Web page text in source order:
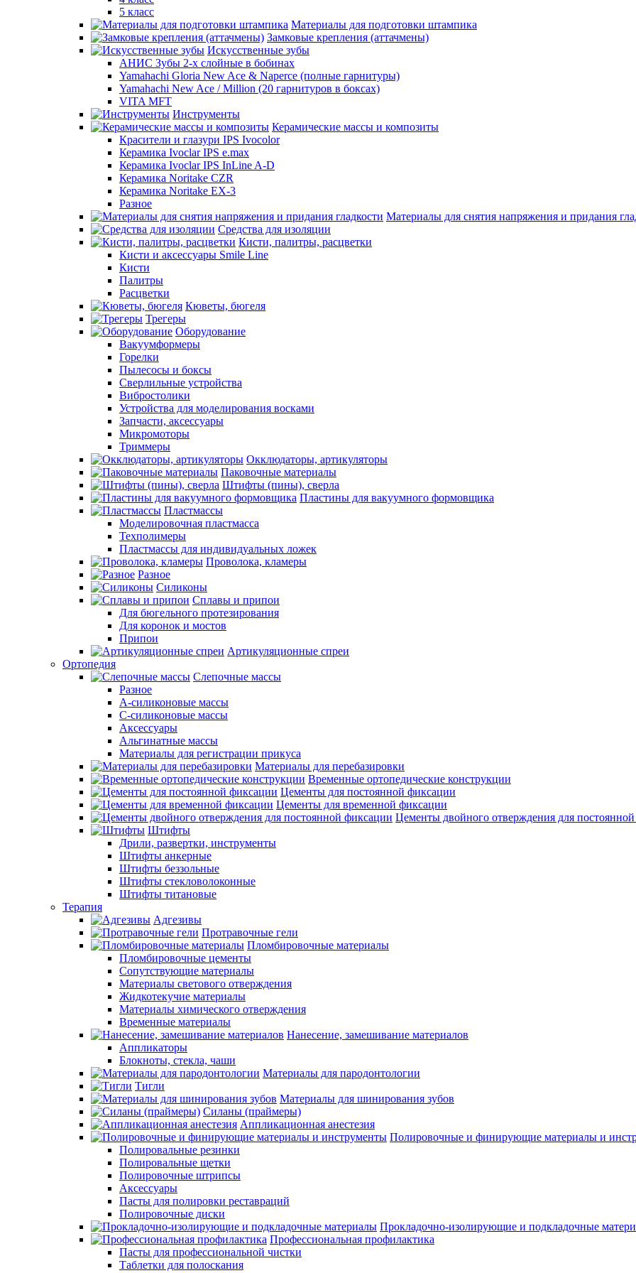
5 класс
Материалы для подготовки штампика
Замковые крепления (аттачмены)
Искусственные зубы
АНИС Зубы 2-х слойные в бобинах
Yamahachi Gloria New Ace & Naperce (полные гарнитуры)
Yamahachi New Ace / Million (20 гарнитуров в боксах)
VITA MFT
Инструменты
Керамические массы и композиты
Красители и глазури IPS Ivocolor
Керамика Ivoclar IPS e.max
Керамика Ivoclar IPS InLine A-D
Керамика Noritake CZR
Керамика Noritake EX-3
Разное
Материалы для снятия напряжения и придания
Средства для изоляции
Кисти, палитры, расцветки
Кисти и аксессуары Smile Line
Кисти
Палитры
Расцветки
Кюветы, бюгеля
Трегеры
Оборудование
Вакуумформеры
Горелки
Пылесосы и боксы
Сверлильные устройства
Вибростолики
Устройства для моделирования восками
Запчасти, аксессуары
Микромоторы
Триммеры
Окклюдаторы, артикуляторы
Паковочные материалы
Штифты (пины), сверла
Пластины для вакуумного формовщика
Пластмассы
Моделировочная пластмасса
Техполимеры
Пластмассы для индивидуальных ложек
Проволока, кламеры
Разное
Силиконы
Сплавы и припои
Для бюгельного протезирования
Для коронок и мостов
Припои
Артикуляционные спреи
Ортопедия
Слепочные массы
Разное
А-силиконовые массы
С-силиконовые массы
Аксессуары
Альгинатные массы
Материалы для регистрации прикуса
Материалы для перебазировки
Временные ортопедические конструкции
Цементы для постоянной фиксации
Цементы для временной фиксации
Цементы двойного отверждения для
Штифты
Дрили, развертки, инструменты
Штифты анкерные
Штифты беззольные
Штифты стекловолоконные
Штифты титановые
Терапия
Адгезивы
Протравочные гели
Пломбировочные материалы
Пломбировочные цементы
Сопутствующие материалы
Материалы светового отверждения
Жидкотекучие материалы
Материалы химического отверждения
Временные материалы
Нанесение, замешивание материалов
Аппликаторы
Блокноты, стекла, чаши
Материалы для пародонтологии
Тигли
Материалы для шинирования зубов
Силаны (праймеры)
Аппликационная анестезия
Полировочные и финирующие материалы и
Полировальные резинки
Полировальные щетки
Полировочные штрипсы
Аксессуары
Пасты для полировки реставраций
Полировочные диски
Прокладочно-изолирующие и подкладочные
Профессиональная профилактика
Пасты для профессиональной чистки
Таблетки для полоскания